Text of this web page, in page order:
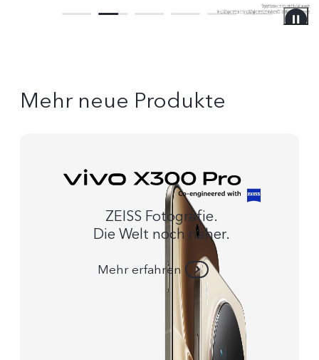
Mehr neue Produkte
ZEISS Fotografie.
Die Welt noch näher.
Mehr erfahren